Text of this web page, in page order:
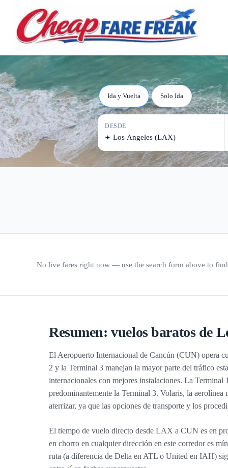
Ida y Vuelta Solo Ida
DESDE
✈️
No live fares right now — use the search form above to
Resumen: vuelos baratos de
El Aeropuerto Internacional de Cancún (CUN) opera
2 y la Terminal 3 manejan la mayor parte del tráfico
internacionales con mejores instalaciones. La
predominantemente la Terminal 3. Volaris, la
aterrizar, ya que las opciones de transporte y los
El tiempo de vuelo directo desde LAX a CUN es en
en chorro en cualquier dirección en este corredor es
ruta (a diferencia de Delta en ATL o United en IAH)